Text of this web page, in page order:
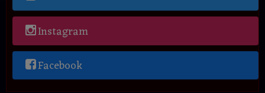
Instagram
Facebook